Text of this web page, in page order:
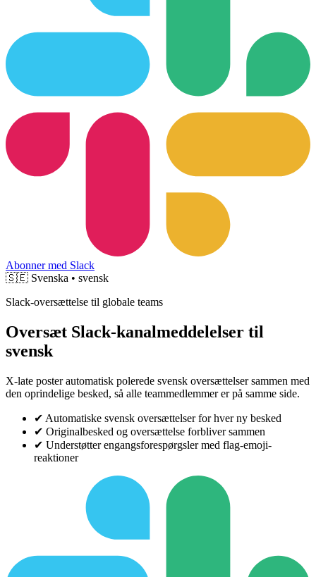
Abonner med Slack
🇸🇪 Svenska • svensk
Slack-oversættelse til globale teams
Oversæt Slack-kanalmeddelelser til
svensk
X-late poster automatisk polerede svensk oversættelser sammen med
den oprindelige besked, så alle teammedlemmer er på samme side.
✔ Automatiske svensk oversættelser for hver ny besked
✔ Originalbesked og oversættelse forbliver sammen
✔ Understøtter engangsforespørgsler med flag-emoji-
reaktioner